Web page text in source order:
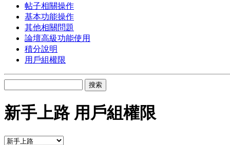
帖子相關操作
基本功能操作
其他相關問題
論壇高級功能使用
積分說明
用戶組權限
搜索
新手上路 用戶組權限